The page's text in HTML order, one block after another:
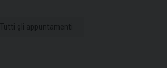
Tutti gli appuntamenti